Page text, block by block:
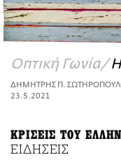
ΑΜΠΑ
PRINT
Οπτική Γωνία Η
ΔΗΜΗΤΡΗΣ Π.
23.5.2021
ΚΡΙΣΕΙΣ ΤΟΥ
ΕΙΔΗΣΕΙΣ